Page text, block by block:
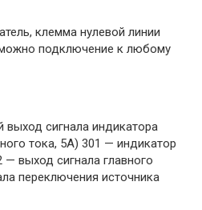
клемма нулевой линии
подключение к любому
выход сигнала индикатора
тока, 5А) 301 — индикатор
выход сигнала главного
переключения источника